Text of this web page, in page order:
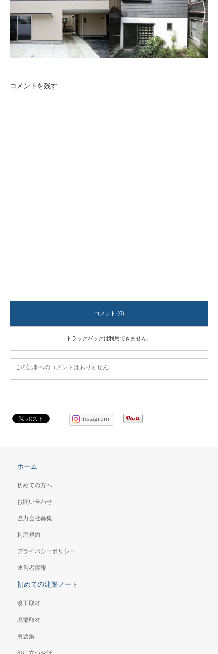
都心に建つ、母親＋夫婦＋子
供2人のための木造2階建て住
千歳船橋の家
南の島が大好きという建主様
の希望を叶えた家。
コメントを残す
コメント (0)
トラックバックは利用できません。
この記事へのコメントはありません。
Instagram
ホーム
初めての方へ
お問い合わせ
協力会社募集
利用規約
プライバシーポリシー
運営者情報
初めての建築ノート
竣工取材
現場取材
用語集